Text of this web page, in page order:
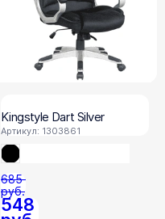
Kingstyle Dart Silver
Артикул: 1303861
548
685
руб.